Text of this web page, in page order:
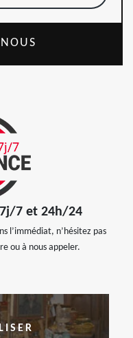
7j/7 et 24h/24
l’immédiat, n’hésitez pas
ou à nous appeler.